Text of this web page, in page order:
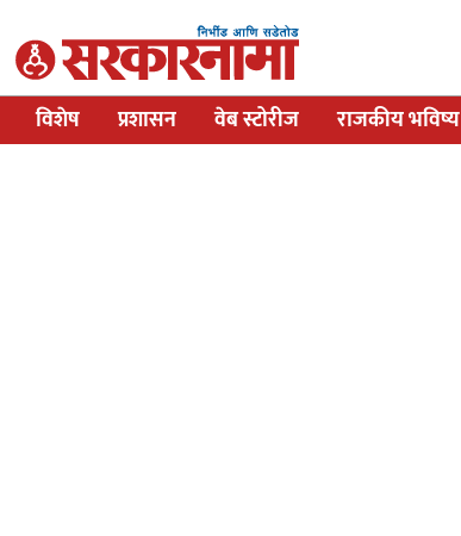
विशेष प्रशासन वेब स्टोरीज राजकीय भविष्य